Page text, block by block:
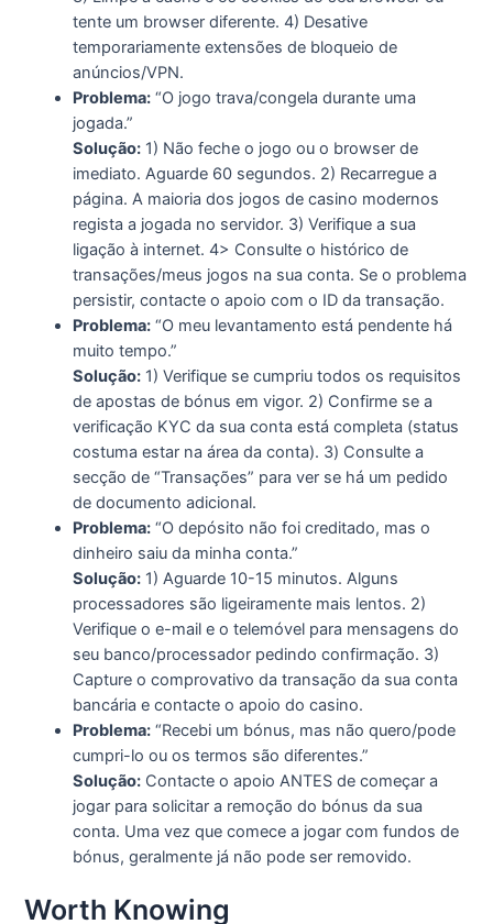
tente um browser diferente. 4) Desative
temporariamente extensões de bloqueio de
anúncios/VPN.
Problema: “O jogo trava/congela durante uma
jogada.”
Solução: 1) Não feche o jogo ou o browser de
imediato. Aguarde 60 segundos. 2) Recarregue a
página. A maioria dos jogos de casino modernos
regista a jogada no servidor. 3) Verifique a sua
ligação à internet. 4> Consulte o histórico de
transações/meus jogos na sua conta. Se o problema
persistir, contacte o apoio com o ID da transação.
Problema: “O meu levantamento está pendente há
muito tempo.”
Solução: 1) Verifique se cumpriu todos os requisitos
de apostas de bónus em vigor. 2) Confirme se a
verificação KYC da sua conta está completa (status
costuma estar na área da conta). 3) Consulte a
secção de “Transações” para ver se há um pedido
de documento adicional.
Problema: “O depósito não foi creditado, mas o
dinheiro saiu da minha conta.”
Solução: 1) Aguarde 10-15 minutos. Alguns
processadores são ligeiramente mais lentos. 2)
Verifique o e-mail e o telemóvel para mensagens do
seu banco/processador pedindo confirmação. 3)
Capture o comprovativo da transação da sua conta
bancária e contacte o apoio do casino.
Problema: “Recebi um bónus, mas não quero/pode
cumpri-lo ou os termos são diferentes.”
Solução: Contacte o apoio ANTES de começar a
jogar para solicitar a remoção do bónus da sua
conta. Uma vez que comece a jogar com fundos de
bónus, geralmente já não pode ser removido.
Worth Knowing